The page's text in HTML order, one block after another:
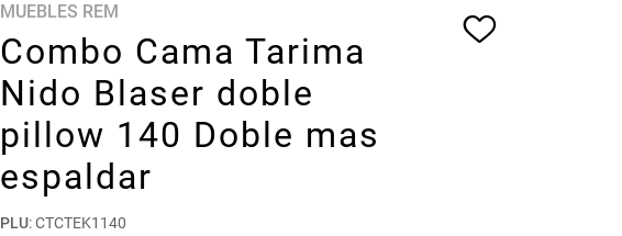
MUEBLES REM
Combo Cama Tarima
Nido Blaser doble
pillow 140 Doble mas
espaldar
PLU:CTCTEK1140